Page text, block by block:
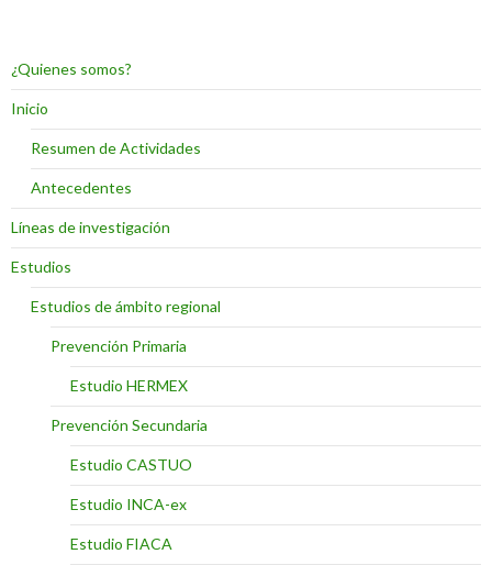
¿Quienes somos?
Inicio
Resumen de Actividades
Antecedentes
Líneas de investigación
Estudios
Estudios de ámbito regional
Prevención Primaria
Estudio HERMEX
Prevención Secundaria
Estudio CASTUO
Estudio INCA-ex
Estudio FIACA